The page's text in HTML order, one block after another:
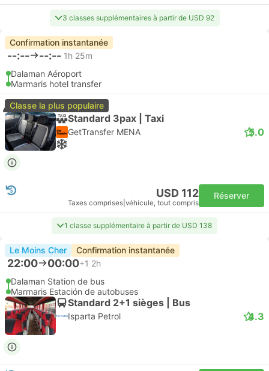
3 classes supplémentaires à partir de USD 92
Confirmation instantanée
--:-- --:-- 1h 25m
Dalaman Aéroport
Marmaris hotel transfer
Classe la plus populaire
Standard 3pax | Taxi
GetTransfer MENA 5.0
USD 112
Taxes comprises véhicule, tout compris
Réserver
1 classe supplémentaire à partir de USD 138
Le Moins Cher Confirmation instantanée
22:00 00:00+1 2h
Dalaman Station de bus
Marmaris Estación de autobuses
Standard 2+1 sièges | Bus
Isparta Petrol 4.3